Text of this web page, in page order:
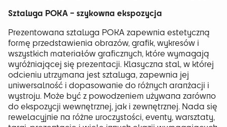
Sztaluga POKA – szykowna ekspozycja
Prezentowana sztaluga POKA zapewnia estetyczną
formę przedstawienia obrazów, grafik, wykresów i
wszystkich materiałów graficznych, które wymagają
wyróżniającej się prezentacji. Klasyczna stal, w której
odcieniu utrzymana jest sztaluga, zapewnia jej
uniwersalność i dopasowanie do różnych aranżacji i
wystroju. Może być z powodzeniem używana zarówno
do ekspozycji wewnętrznej, jak i zewnętrznej. Nada się
rewelacyjnie na różne uroczystości, eventy, warsztaty,